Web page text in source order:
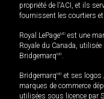
propriété de l'ACI, et ils
fournissent les courtiers
Royal LePageMD est une
Royale du Canada,
BridgemarqMD.
BridgemarqMD et ses logos
marques de commerce
utilisées sous licence par